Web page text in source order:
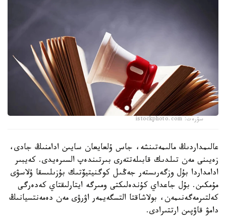
سۋرەت: istockphoto.com
عالىمداردىڭ مالىمەتىنشە، جاس ۇلعايعان سايىن ادامنىڭ جادى،
زەيىنى مەن تىلدىك قابىلەتتەرى بىرتىندەپ السىرەيدى. كەيبىر
ادامداردا بۇل وزگەرىستەر جەڭىل كوگنيتيۆتىك بۇزىلىسقا ۇلاسۋى
مۇمكىن. بۇل جاعداي كۇندەلىكتى ومىرگە ايتارلىقتاي كەدەرگى
كەلتىرمەگەنىمەن، بولاشاقتا التسگەيمەر اۋرۋى مەن دەمەنتسيانىڭ
دامۋ قاۋپىن ارتتىرادى.